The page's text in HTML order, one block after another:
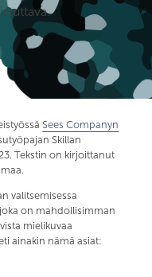
Sees Companyn
Skillan
Tekstin on kirjoittanut
valitsemisessa
on mahdollisimman
mielikuvaa
ainakin nämä asiat: